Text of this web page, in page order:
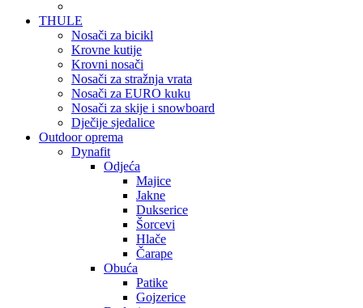
THULE
Nosači za bicikl
Krovne kutije
Krovni nosači
Nosači za stražnja vrata
Nosači za EURO kuku
Nosači za skije i snowboard
Dječije sjedalice
Outdoor oprema
Dynafit
Odjeća
Majice
Jakne
Dukserice
Šorcevi
Hlače
Čarape
Obuća
Patike
Gojzerice